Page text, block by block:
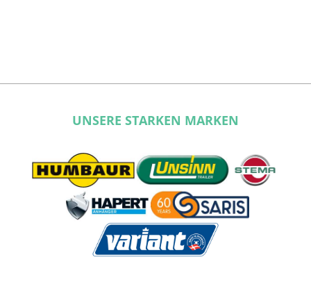
UNSERE STARKEN MARKEN